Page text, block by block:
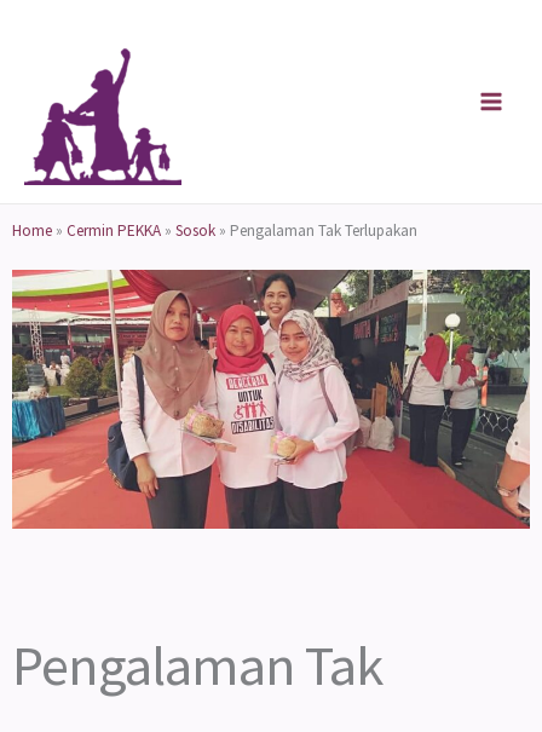
Home » Cermin PEKKA » Sosok » Pengalaman Tak Terlupakan
Pengalaman Tak